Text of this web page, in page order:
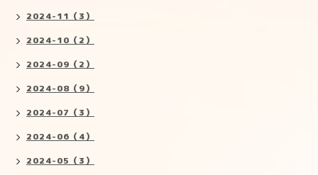
2024-11（3）
2024-10（2）
2024-09（2）
2024-08（9）
2024-07（3）
2024-06（4）
2024-05（3）